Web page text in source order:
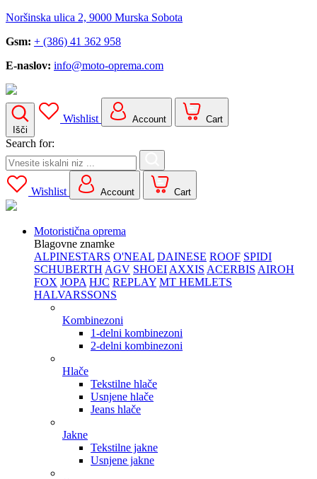
Noršinska ulica 2, 9000 Murska Sobota
Gsm: + (386) 41 362 958
E-naslov: info@moto-oprema.com
Išči
Wishlist Account Cart
Search for:
Wishlist Account Cart
Motoristična oprema
Blagovne znamke
ALPINESTARS O'NEAL DAINESE ROOF SPIDI
SCHUBERTH AGV SHOEI AXXIS ACERBIS AIROH
FOX JOPA HJC REPLAY MT HEMLETS
HALVARSSONS
Kombinezoni
1-delni kombinezoni
2-delni kombinezoni
Hlače
Tekstilne hlače
Usnjene hlače
Jeans hlače
Jakne
Tekstilne jakne
Usnjene jakne